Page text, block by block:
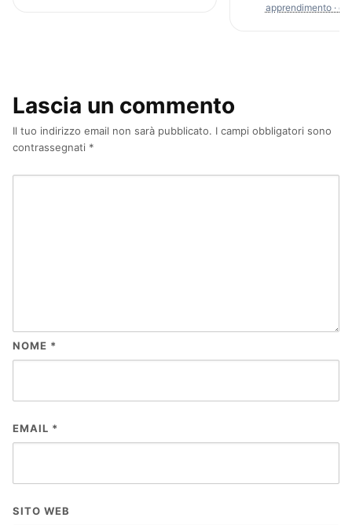
apprendimento ·
Lascia un commento
Il tuo indirizzo email non sarà pubblicato. I campi obbligatori sono
contrassegnati *
NOME *
EMAIL *
SITO WEB